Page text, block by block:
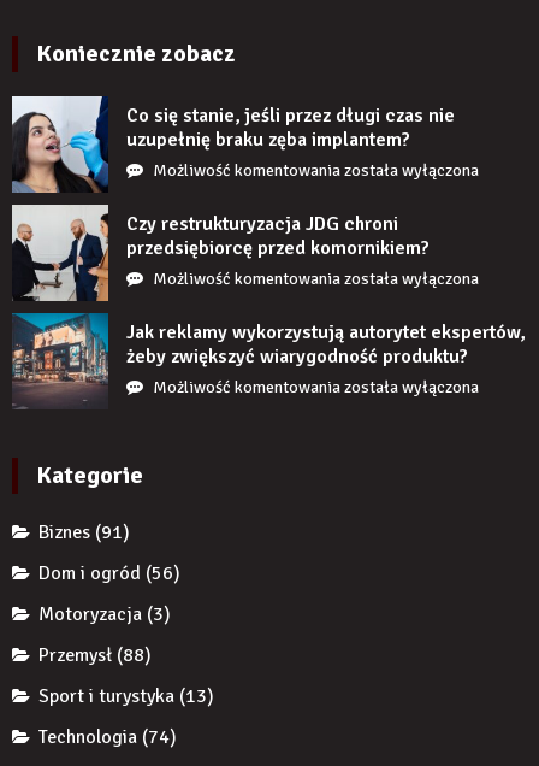
zamontowaniu?
Koniecznie zobacz
Co się stanie, jeśli przez długi czas nie
uzupełnię braku zęba implantem?
Możliwość komentowaniaCo
stanie,
jeśli
przez
czas
nie
uzupełnię
braku
została wyłączona
Czy restrukturyzacja JDG chroni
przedsiębiorcę przed komornikiem?
Możliwość komentowaniaCzy
JDG
chroni
przedsiębiorcę
została wyłączona
Jak reklamy wykorzystują autorytet ekspertów,
żeby zwiększyć wiarygodność produktu?
Możliwość komentowaniaJak
została wyłączona
Kategorie
Biznes (91)
Dom i ogród (56)
Motoryzacja (3)
Przemysł (88)
Sport i turystyka (13)
Technologia (74)